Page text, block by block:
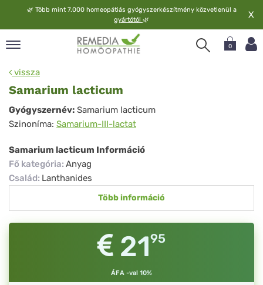
🌿 Több mint 7.000 homeopátiás gyógyszerkészítmény közvetlenül a
gyártótól 🌿 X
0
vissza
Samarium lacticum
Samarium
lacticum
Gyógyszernév: Samarium lacticum
Szinoníma: Samarium-III-lactat
Samarium lacticum Információ
Fő kategória: Anyag
Család: Lanthanides
Több információ
2195
ÁFA -val 10%